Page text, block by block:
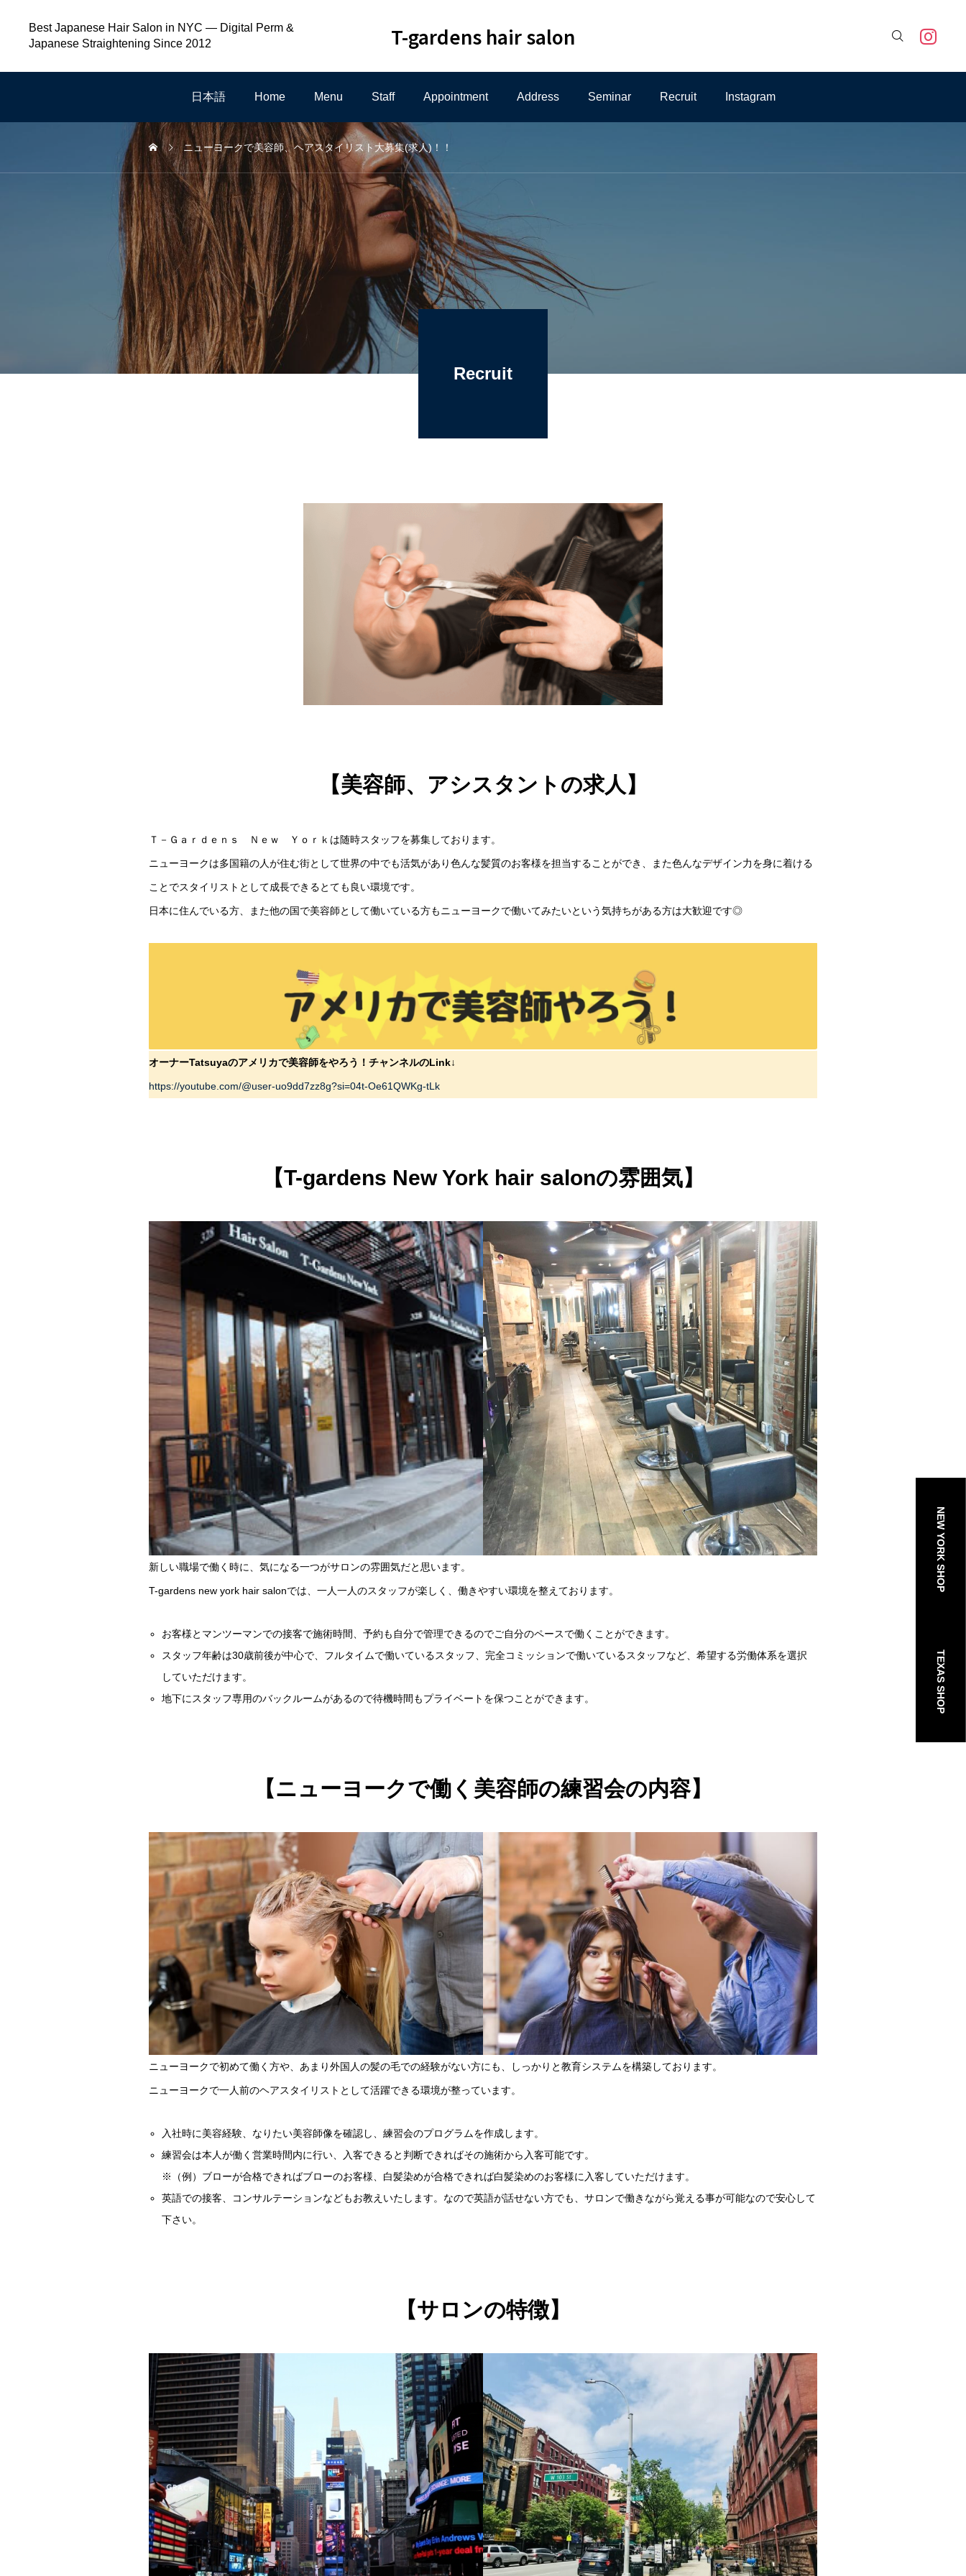
T-gardens hair salon
Best Japanese Hair Salon in NYC — Digital Perm &
Japanese Straightening Since 2012

日本語 Home Menu Staff Appointment Address Seminar Recruit Instagram
NEW YORK SHOP
TEXAS SHOP
ニューヨークで美容師、ヘアスタイリスト大募集(求人)！！
Recruit
【美容師、アシスタントの求人】
Ｔ－Ｇａｒｄｅｎｓ Ｎｅｗ Ｙｏｒｋは随時スタッフを募集しております。
ニューヨークは多国籍の人が住む街として世界の中でも活気があり色んな髪質のお客様を担当することができ、また色んなデザイン力を身に着ける
ことでスタイリストとして成長できるとても良い環境です。
日本に住んでいる方、また他の国で美容師として働いている方もニューヨークで働いてみたいという気持ちがある方は大歓迎です◎
オーナーTatsuyaのアメリカで美容師をやろう！チャンネルのLink↓
https://youtube.com/@user-uo9dd7zz8g?si=04t-Oe61QWKg-tLk
【T-gardens New York hair salonの雰囲気】
新しい職場で働く時に、気になる一つがサロンの雰囲気だと思います。
T-gardens new york hair salonでは、一人一人のスタッフが楽しく、働きやすい環境を整えております。
お客様とマンツーマンでの接客で施術時間、予約も自分で管理できるのでご自分のペースで働くことができます。
スタッフ年齢は30歳前後が中心で、フルタイムで働いているスタッフ、完全コミッションで働いているスタッフなど、希望する労働体系を選択
していただけます。
地下にスタッフ専用のバックルームがあるので待機時間もプライベートを保つことができます。
【ニューヨークで働く美容師の練習会の内容】
ニューヨークで初めて働く方や、あまり外国人の髪の毛での経験がない方にも、しっかりと教育システムを構築しております。
ニューヨークで一人前のヘアスタイリストとして活躍できる環境が整っています。
入社時に美容経験、なりたい美容師像を確認し、練習会のプログラムを作成します。
練習会は本人が働く営業時間内に行い、入客できると判断できればその施術から入客可能です。
※（例）ブローが合格できればブローのお客様、白髪染めが合格できれば白髪染めのお客様に入客していただけます。
英語での接客、コンサルテーションなどもお教えいたします。なので英語が話せない方でも、サロンで働きながら覚える事が可能なので安心して
下さい。
【サロンの特徴】